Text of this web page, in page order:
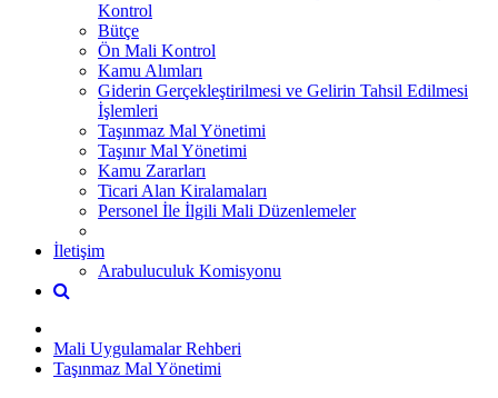
Kontrol
Bütçe
Ön Mali Kontrol
Kamu Alımları
Giderin Gerçekleştirilmesi ve Gelirin Tahsil Edilmesi
İşlemleri
Taşınmaz Mal Yönetimi
Taşınır Mal Yönetimi
Kamu Zararları
Ticari Alan Kiralamaları
Personel İle İlgili Mali Düzenlemeler
İletişim
Arabuluculuk Komisyonu
Mali Uygulamalar Rehberi
Taşınmaz Mal Yönetimi